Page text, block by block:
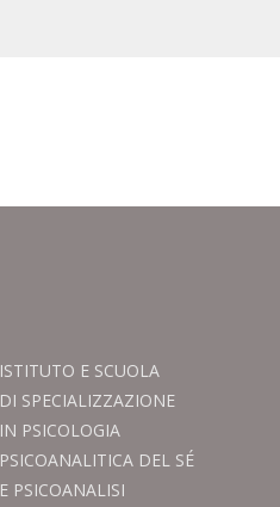
ISTITUTO E SCUOLA
DI SPECIALIZZAZIONE
IN PSICOLOGIA
PSICOANALITICA DEL SÉ
E PSICOANALISI